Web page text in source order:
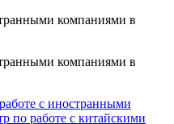
компаниями в
компаниями в
с иностранными
по работе с китайскими